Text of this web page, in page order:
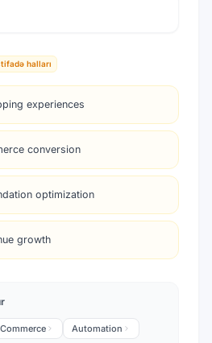
halları
experiences
conversion
optimization
growth
Automation